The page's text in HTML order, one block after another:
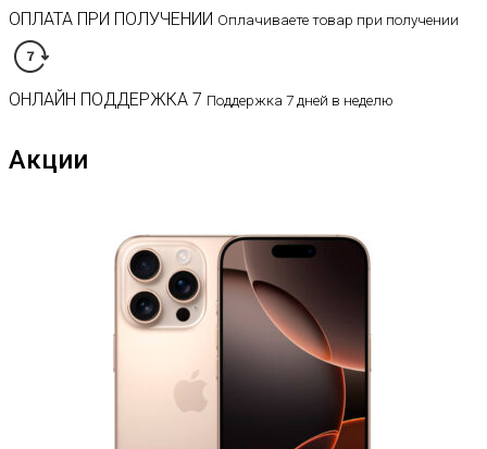
ОПЛАТА ПРИ ПОЛУЧЕНИИ Оплачиваете товар при получении
ОНЛАЙН ПОДДЕРЖКА 7 Поддержка 7 дней в неделю
Акции